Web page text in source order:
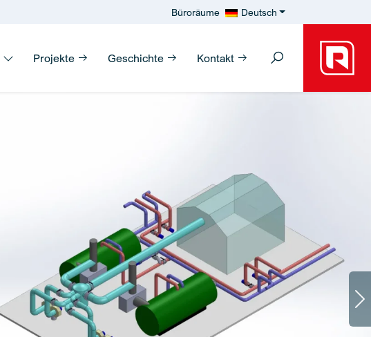
Büroräume Deutsch
Projekte Geschichte Kontakt